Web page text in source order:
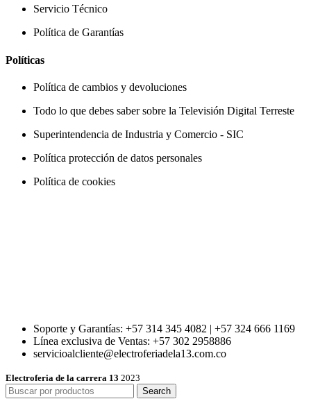
Servicio Técnico
Política de Garantías
Políticas
Política de cambios y devoluciones
Todo lo que debes saber sobre la Televisión Digital Terreste
Superintendencia de Industria y Comercio - SIC
Política protección de datos personales
Política de cookies
Soporte y Garantías: +57 314 345 4082 | +57 324 666 1169
Línea exclusiva de Ventas: +57 302 2958886
servicioalcliente@electroferiadela13.com.co
Electroferia de la carrera 13 2023
Search